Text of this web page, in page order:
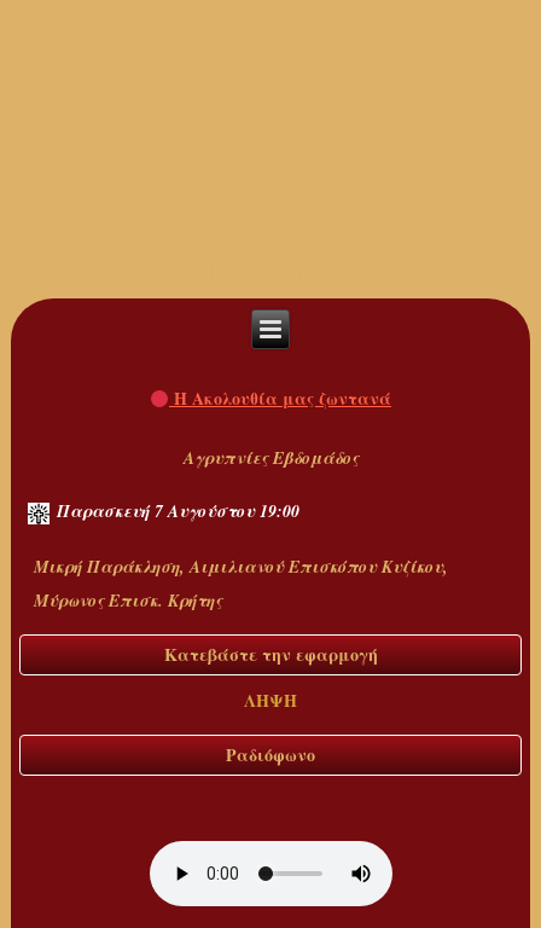
Η Ακολουθία μας ζωντανά
Αγρυπνίες Εβδομάδος
Παρασκευή 7 Αυγούστου 19:00
Μικρή Παράκληση, Αιμιλιανού Επισκόπου Κυζίκου,
Μύρωνος Επισκ. Κρήτης
Κατεβάστε την εφαρμογή
ΛΗΨΗ
Ραδιόφωνο